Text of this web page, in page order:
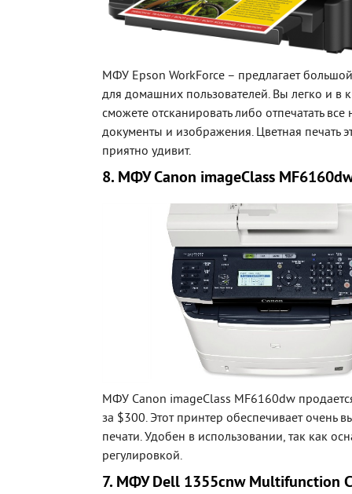
МФУ Epson WorkForce – предлагает
для домашних пользователей. Вы легко и в
сможете отсканировать либо отпечатать
документы и изображения. Цветная печать
приятно удивит.
8. МФУ Canon imageClass
МФУ Canon imageClass MF6160dw
за $300. Этот принтер обеспечивает очень
печати. Удобен в использовании, так как
регулировкой.
7. МФУ Dell 1355cnw Multifunction